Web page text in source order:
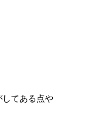
てある点や